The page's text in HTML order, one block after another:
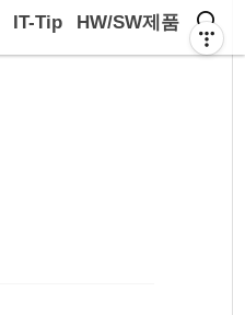
IT-Tip HW/SW제품